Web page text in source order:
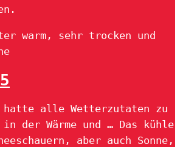
warm, sehr trocken und
hatte alle Wetterzutaten zu
der Wärme und … Das kühle
aber auch Sonne,